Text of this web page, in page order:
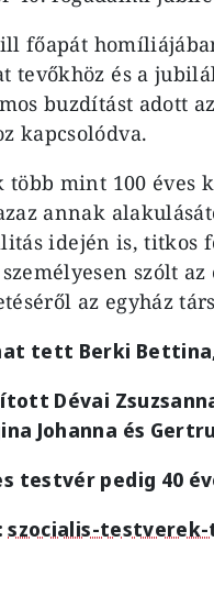
főapát
tevőkhöz és a
buzdítást adott
kapcsolódva.
több mint 100 éves
annak
idején is, titkos
szólt
az egyház
tett Berki
Dévai
Johanna és
testvér pedig 40
szocialis-testverek-